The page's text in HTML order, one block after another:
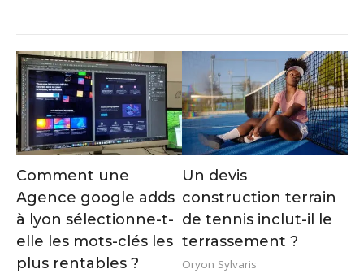
Comment une
Agence google adds
à lyon sélectionne-t-
elle les mots-clés les
plus rentables ?
Un devis
construction terrain
de tennis inclut-il le
terrassement ?
Oryon Sylvaris